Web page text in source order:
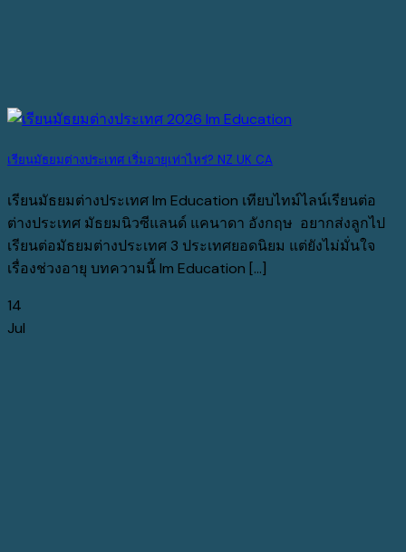
เรียนมัธยมต่างประเทศ เริ่มอายุเท่าไหร่? NZ UK CA
เรียนมัธยมต่างประเทศ Im Education เทียบไทม์ไลน์เรียนต่อ
ต่างประเทศ มัธยมนิวซีแลนด์ แคนาดา อังกฤษ อยากส่งลูกไป
เรียนต่อมัธยมต่างประเทศ 3 ประเทศยอดนิยม แต่ยังไม่มั่นใจ
เรื่องช่วงอายุ บทความนี้ Im Education [...]
14
Jul